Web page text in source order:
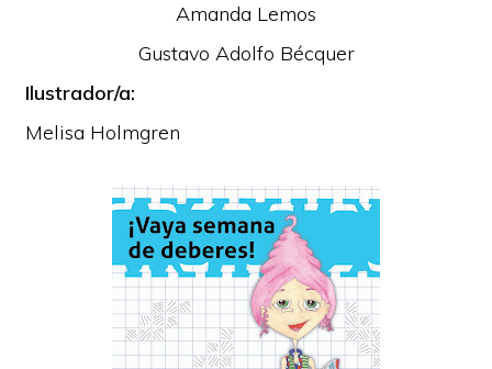
Amanda Lemos
Gustavo Adolfo Bécquer
Ilustrador/a:
Melisa Holmgren